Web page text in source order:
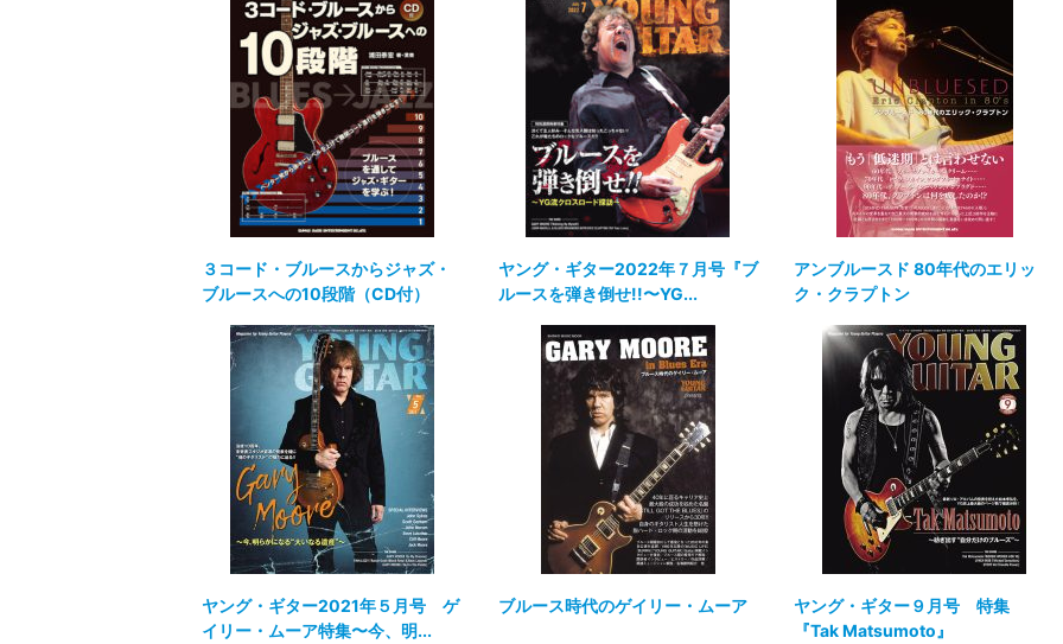
３コード・ブルースからジャズ・
ブルースへの10段階（CD付）
ヤング・ギター2022年７月号『ブ
ルースを弾き倒せ!!〜YG...
アンブルースド 80年代のエリッ
ク・クラプトン
ヤング・ギター2021年５月号 ゲ
イリー・ムーア特集〜今、明...
ブルース時代のゲイリー・ムーア
ヤング・ギター９月号 特集
『Tak Matsumoto』